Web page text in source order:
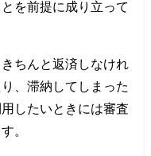
を前提に成り立って
ちんと返済しなけれ
、滞納してしまった
したいときには審査
。